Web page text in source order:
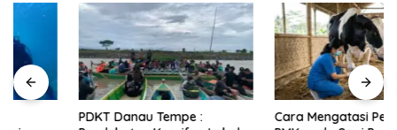
PDKT Danau Tempe :
Cara Mengatasi Penyakit